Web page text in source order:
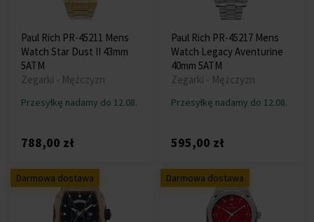
Paul Rich PR-45211 Mens
Watch Star Dust II 43mm
5ATM
Zegarki - Mężczyzn
Przesyłkę nadamy do 12.08.
788,00 zł
Paul Rich PR-45217 Mens
Watch Legacy Aventurine
40mm 5ATM
Zegarki - Mężczyzn
Przesyłkę nadamy do 12.08.
595,00 zł
Darmowa dostawa Darmowa dostawa